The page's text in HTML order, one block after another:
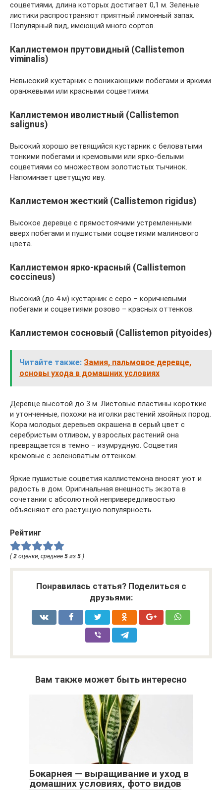
соцветиями, длина которых достигает 0,1 м. Зеленые
листики распространяют приятный лимонный запах.
Популярный вид, имеющий много сортов.
Каллистемон прутовидный (Callistemon
viminalis)
Невысокий кустарник с поникающими побегами и яркими
оранжевыми или красными соцветиями.
Каллистемон иволистный (Callistemon
salignus)
Высокий хорошо ветвящийся кустарник с беловатыми
тонкими побегами и кремовыми или ярко-белыми
соцветиями со множеством золотистых тычинок.
Напоминает цветущую иву.
Каллистемон жесткий (Callistemon rigidus)
Высокое деревце с прямостоячими устремленными
вверх побегами и пушистыми соцветиями малинового
цвета.
Каллистемон ярко-красный (Callistemon
coccineus)
Высокий (до 4 м) кустарник с серо – коричневыми
побегами и соцветиями розово – красных оттенков.
Каллистемон сосновый (Callistemon pityoides)
Читайте также: Замия, пальмовое деревце,
основы ухода в домашних условиях
Деревце высотой до 3 м. Листовые пластины короткие
и утонченные, похожи на иголки растений хвойных пород.
Кора молодых деревьев окрашена в серый цвет с
серебристым отливом, у взрослых растений она
превращается в темно – изумрудную. Соцветия
кремовые с зеленоватым оттенком.
Яркие пушистые соцветия каллистемона вносят уют и
радость в дом. Оригинальная внешность экзота в
сочетании с абсолютной непривередливостью
объясняют его растущую популярность.
Рейтинг
(2 оценки, среднее 5 из 5 )
Понравилась статья? Поделиться с
друзьями:
Вам также может быть интересно
Бокарнея — выращивание и уход в
домашних условиях, фото видов